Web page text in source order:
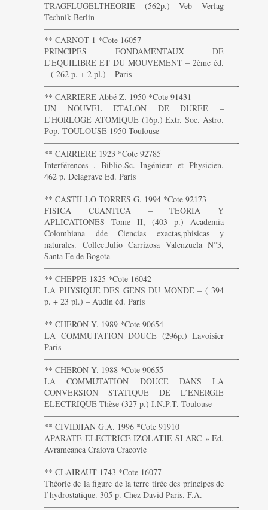
TRAGFLUGELTHEORIE (562p.) Veb Verlag
Technik Berlin
———————————————————————-
** CARNOT 1 *Cote 16057
PRINCIPES FONDAMENTAUX DE
L’EQUILIBRE ET DU MOUVEMENT – 2ème éd.
– ( 262 p. + 2 pl.) – Paris
———————————————————————-
** CARRIERE Abbé Z. 1950 *Cote 91431
UN NOUVEL ETALON DE DUREE –
L’HORLOGE ATOMIQUE (16p.) Extr. Soc. Astro.
Pop. TOULOUSE 1950 Toulouse
———————————————————————-
** CARRIERE 1923 *Cote 92785
Interférences . Biblio.Sc. Ingénieur et Physicien.
462 p. Delagrave Ed. Paris
———————————————————————-
** CASTILLO TORRES G. 1994 *Cote 92173
FISICA CUANTICA – TEORIA Y
APLICATIONES Tome II, (403 p.) Academia
Colombiana dde Ciencias exactas,phisicas y
naturales. Collec.Julio Carrizosa Valenzuela N°3,
Santa Fe de Bogota
———————————————————————-
** CHEPPE 1825 *Cote 16042
LA PHYSIQUE DES GENS DU MONDE – ( 394
p. + 23 pl.) – Audin éd. Paris
———————————————————————-
** CHERON Y. 1989 *Cote 90654
LA COMMUTATION DOUCE (296p.) Lavoisier
Paris
———————————————————————-
** CHERON Y. 1988 *Cote 90655
LA COMMUTATION DOUCE DANS LA
CONVERSION STATIQUE DE L’ENERGIE
ELECTRIQUE Thèse (327 p.) I.N.P.T. Toulouse
———————————————————————-
** CIVIDJIAN G.A. 1996 *Cote 91910
APARATE ELECTRICE IZOLATIE SI ARC » Ed.
Avrameanca Craiova Cracovie
———————————————————————-
** CLAIRAUT 1743 *Cote 16077
Théorie de la figure de la terre tirée des principes de
l’hydrostatique. 305 p. Chez David Paris. F.A.
———————————————————————-